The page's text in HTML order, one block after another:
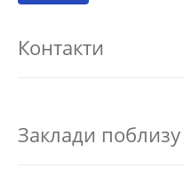
Контакти
Заклади поблизу